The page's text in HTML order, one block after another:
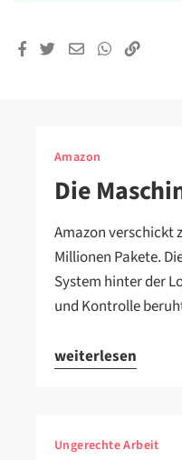
Amazon
Die
Amazon verschickt
Millionen Pakete.
System hinter der
und Kontrolle
weiterlesen
Ungerechte Arbeit